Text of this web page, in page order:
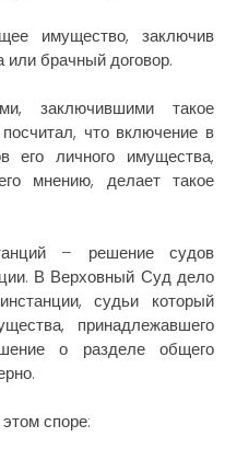
имущество, заключив
брачный договор.
заключившими такое
что включение в
его личного имущества,
мнению, делает такое
– решение судов
В Верховный Суд дело
судьи который
принадлежавшего
о разделе общего
споре: